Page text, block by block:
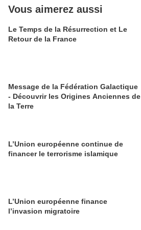
Vous aimerez aussi
Le Temps de la Résurrection et Le
Retour de la France
Message de la Fédération Galactique
- Découvrir les Origines Anciennes de
la Terre
L’Union européenne continue de
financer le terrorisme islamique
L’Union européenne finance
l’invasion migratoire